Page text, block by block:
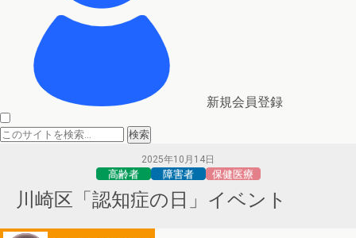
新規会員登録
2025年10月14日
高齢者 障害者 保健医療
川崎区「認知症の日」イベント